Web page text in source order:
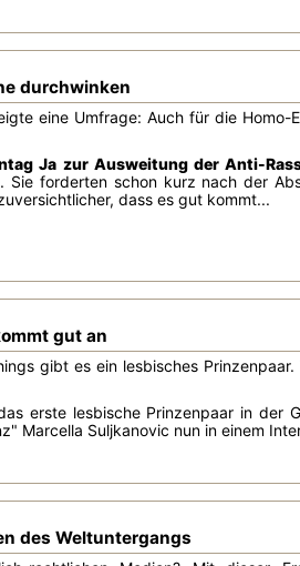
durchwinken
eine Umfrage: Auch für die
Ja zur Ausweitung der Anti-
forderten schon kurz nach der
dass es gut kommt...
gut an
gibt es ein lesbisches
erste lesbische Prinzenpaar in der
Marcella Suljkanovic nun in einem
des Weltuntergangs